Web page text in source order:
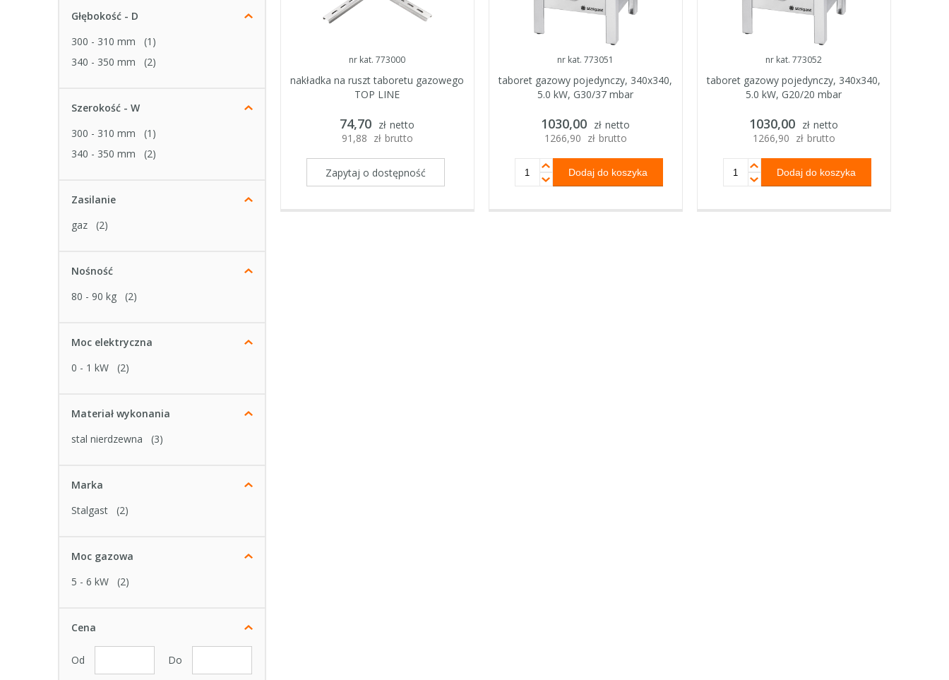
Głębokość - D
300 - 310 mm
(1)
340 - 350 mm
(2)
Szerokość - W
300 - 310 mm
(1)
340 - 350 mm
(2)
Zasilanie
gaz
(2)
Nośność
80 - 90 kg
(2)
Moc elektryczna
0 - 1 kW
(2)
Materiał wykonania
stal nierdzewna
(3)
Marka
Stalgast
(2)
Moc gazowa
5 - 6 kW
(2)
Cena
Od Do
nr kat. 773000
nakładka na ruszt taboretu gazowego
TOP LINE
74,70 zł netto
91,88 zł brutto
Zapytaj o dostępność
nr kat. 773051
taboret gazowy pojedynczy, 340x340,
5.0 kW, G30/37 mbar
1030,00 zł netto
1266,90 zł brutto
nr kat. 773052
taboret gazowy pojedynczy, 340x340,
5.0 kW, G20/20 mbar
1030,00 zł netto
1266,90 zł brutto